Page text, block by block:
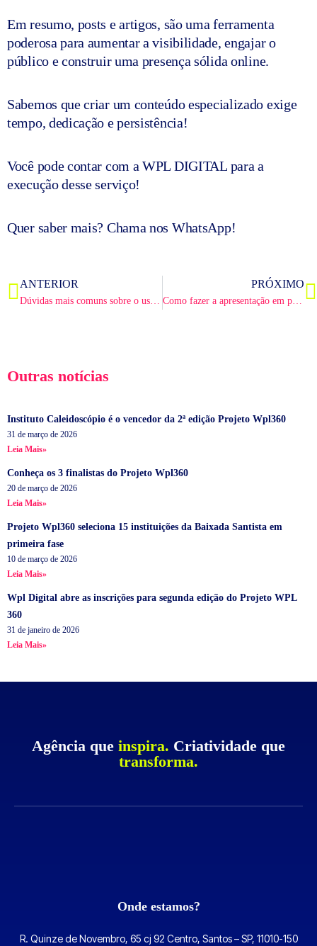
Em resumo, posts e artigos, são uma ferramenta
poderosa para aumentar a visibilidade, engajar o
público e construir uma presença sólida online.
Sabemos que criar um conteúdo especializado exige
tempo, dedicação e persistência!
Você pode contar com a WPL DIGITAL para a
execução desse serviço!
Quer saber mais? Chama nos WhatsApp!
Anterior
ANTERIOR PRÓXIMO
Como fazer a apresentação em ppt para o BNI?
Outras notícias
Instituto Caleidoscópio é o vencedor da 2ª edição Projeto Wpl360
31 de março de 2026
Leia Mais»
Conheça os 3 finalistas do Projeto Wpl360
20 de março de 2026
Leia Mais»
Projeto Wpl360 seleciona 15 instituições da Baixada Santista em
primeira fase
10 de março de 2026
Leia Mais»
Wpl Digital abre as inscrições para segunda edição do Projeto WPL
360
31 de janeiro de 2026
Leia Mais»
Agência que inspira. Criatividade que
transforma.
Onde estamos?
R. Quinze de Novembro, 65 cj 92 Centro, Santos – SP, 11010-150